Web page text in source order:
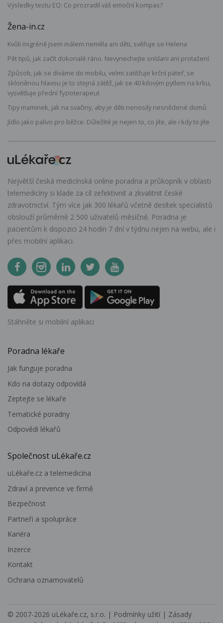
Výsledky testu EQ: Co prozradil váš emoční kompas?
Žena-in.cz
Kvůli migréně jsem málem neměla ani děti, svěřuje se Helena
Pět tipů, jak začít dokonalé ráno. Nevynechejte snídani ani protažení
Způsob, jak se díváme do mobilu, velmi zatěžuje krční páteř, se
skloněnou hlavou je to stejná zátěž, jak se 40 kilovým pytlem na krku,
vysvětluje přední fyzioterapeut
Tipy maminek, jak na svačiny, aby je děti nenosily nesnědené domů
Jídlo jako palivo pro běžce: Důležité je nejen to, co jíte, ale i kdy to jíte
Největší česká medicínská online poradna a průkopník v oblasti
telemedicíny si klade za cíl zefektivnit a zkvalitnit české
zdravotnictví. Tým více jak 300 lékařů včetně desítek specialistů
obslouží průměrně 2 500 uživatelů měsíčně. Poradna je
pacientům k dispozici 24 hodin 7 dní v týdnu nejen na webu, ale i
přes mobilní aplikaci.
Stáhněte si mobilní aplikaci
Poradna lékaře
Jak funguje poradna
Kdo na dotazy odpovídá
Zeptejte se lékaře
Tematické poradny
Odpovědi lékařů
Společnost uLékaře.cz
uLékaře.cz a telemedicína
Zdraví a prevence ve firmě
Bezpečnost
Partneři a spolupráce
Kariéra
Inzerce
Kontakt
Ochrana oznamovatelů
© 2007-2026 uLékaře.cz, s.r.o. | Podmínky užití | Zásady